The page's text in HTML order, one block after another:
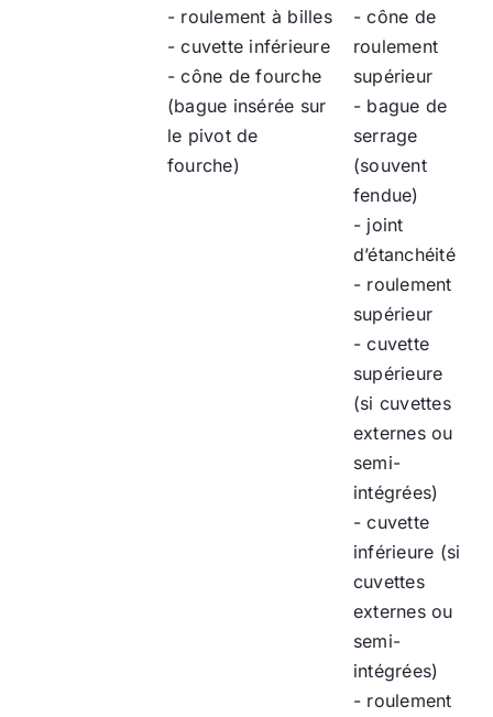
- roulement à billes
- cuvette inférieure
- cône de fourche
(bague insérée sur
le pivot de
fourche)
- cône de
roulement
supérieur
- bague de
serrage
(souvent
fendue)
- joint
d’étanchéité
- roulement
supérieur
- cuvette
supérieure
(si cuvettes
externes ou
semi-
intégrées)
- cuvette
inférieure (si
cuvettes
externes ou
semi-
intégrées)
- roulement